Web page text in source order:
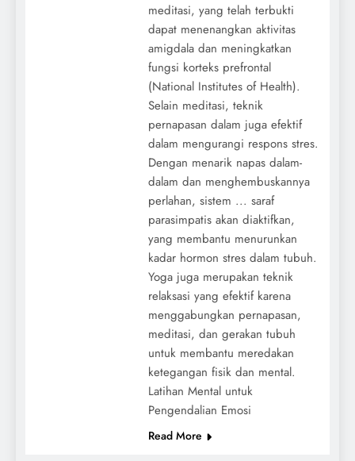
meditasi, yang telah terbukti
dapat menenangkan aktivitas
amigdala dan meningkatkan
fungsi korteks prefrontal
(National Institutes of Health).
Selain meditasi, teknik
pernapasan dalam juga efektif
dalam mengurangi respons stres.
Dengan menarik napas dalam-
dalam dan menghembuskannya
perlahan, sistem ... saraf
parasimpatis akan diaktifkan,
yang membantu menurunkan
kadar hormon stres dalam tubuh.
Yoga juga merupakan teknik
relaksasi yang efektif karena
menggabungkan pernapasan,
meditasi, dan gerakan tubuh
untuk membantu meredakan
ketegangan fisik dan mental.
Latihan Mental untuk
Pengendalian Emosi
Read More